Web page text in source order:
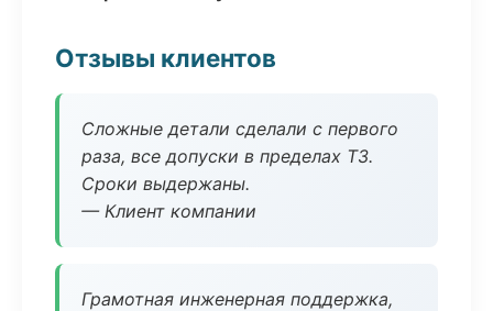
Отзывы клиентов
Сложные детали сделали с первого
раза, все допуски в пределах ТЗ.
Сроки выдержаны.
— Клиент компании
Грамотная инженерная поддержка,